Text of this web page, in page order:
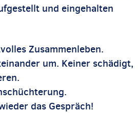
und eingehalten
Zusammenleben.
um. Keiner schädigt,
das Gespräch!